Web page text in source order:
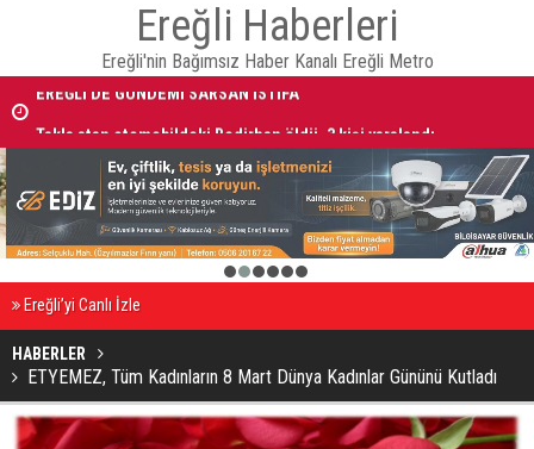
Ereğli Haberleri
Ereğli'nin Bağımsız Haber Kanalı Ereğli Metro
EREĞLİ'DE GÜNDEMİ SARSAN İSTİFA
2 3 4 5 6
Ereğli’yi Canlı İzle
HABERLER
ETYEMEZ, Tüm Kadınların 8 Mart Dünya Kadınlar Gününü Kutladı